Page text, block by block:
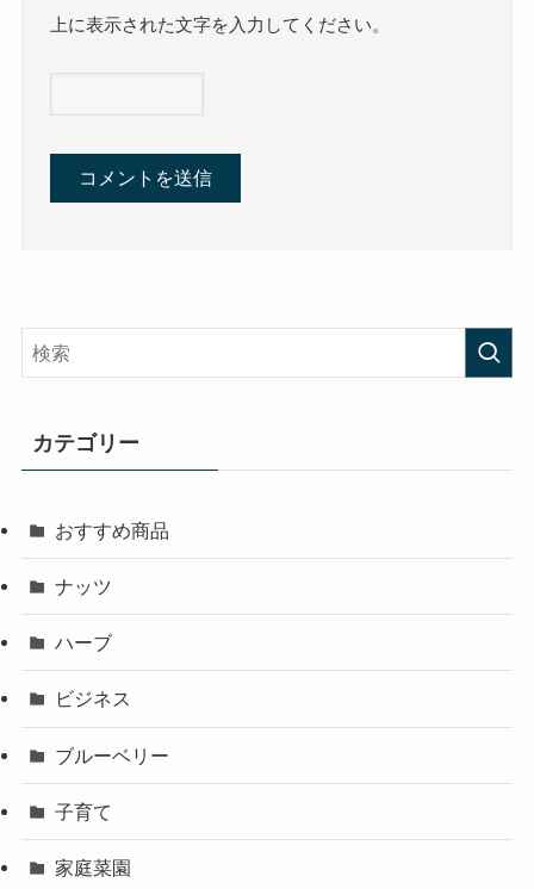
上に表示された文字を入力してください。
カテゴリー
おすすめ商品
ナッツ
ハーブ
ビジネス
ブルーベリー
子育て
家庭菜園